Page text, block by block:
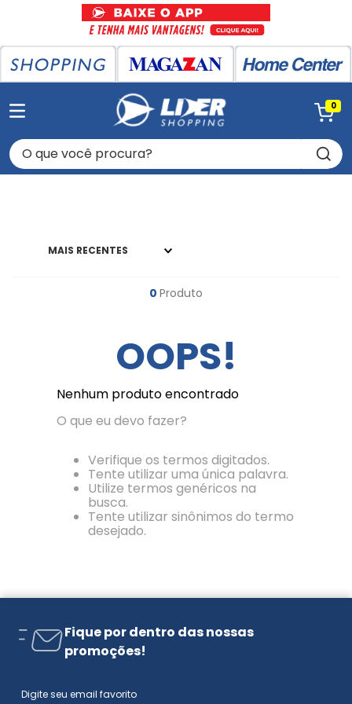
0
O que você procura?
MAIS RECENTES
0 Produto
OOPS!
Nenhum produto encontrado
O que eu devo fazer?
Verifique os termos digitados.
Tente utilizar uma única palavra.
Utilize termos genéricos na
busca.
Tente utilizar sinônimos do termo
desejado.
Fique por dentro das nossas
promoções!